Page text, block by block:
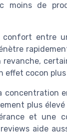
moins de
entre
effet cocon
concentration
plus
et une
aide